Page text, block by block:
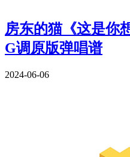
房东的猫《这是你
G调原版弹唱谱
2024-06-06